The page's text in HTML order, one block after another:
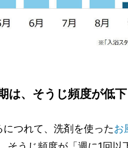
は、そうじ頻度が低下
つれて、洗剤を使ったお